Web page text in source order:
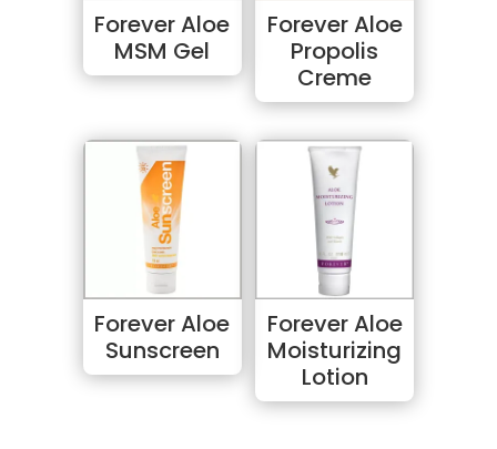
Forever Aloe
MSM Gel
Forever Aloe
Propolis
Creme
Forever Aloe
Sunscreen
Forever Aloe
Moisturizing
Lotion